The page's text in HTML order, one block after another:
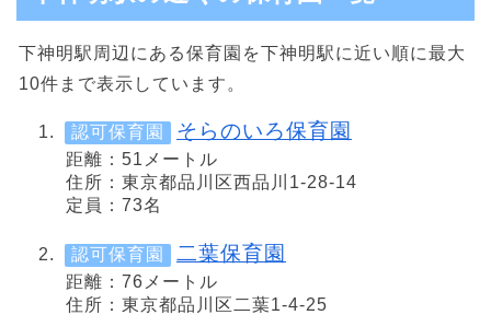
下神明駅周辺にある保育園を下神明駅に近い順に最大
10件まで表示しています。
認可保育園 そらのいろ保育園
距離：51メートル
住所：東京都品川区西品川1-28-14
定員：73名
認可保育園 二葉保育園
距離：76メートル
住所：東京都品川区二葉1-4-25